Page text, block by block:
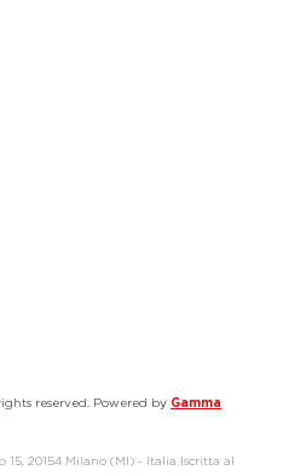
reserved. Powered by Gamma
15, 20154 Milano (MI) - Italia Iscritta al